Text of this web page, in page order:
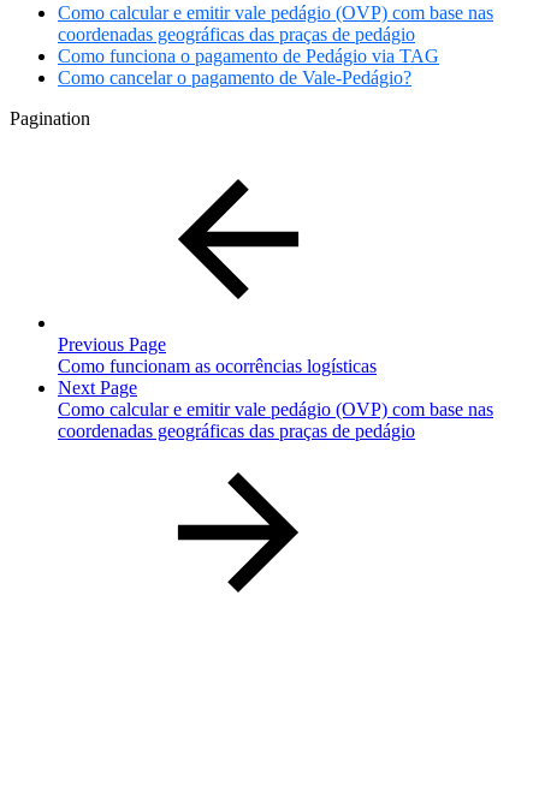
Como calcular e emitir vale pedágio (OVP) com base nas
coordenadas geográficas das praças de pedágio
Como funciona o pagamento de Pedágio via TAG
Como cancelar o pagamento de Vale-Pedágio?
Pagination
Previous Page
Como funcionam as ocorrências logísticas
Next Page
Como calcular e emitir vale pedágio (OVP) com base nas
coordenadas geográficas das praças de pedágio